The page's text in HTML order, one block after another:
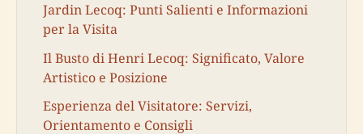
Jardin Lecoq: Punti Salienti e Informazioni
per la Visita
Il Busto di Henri Lecoq: Significato, Valore
Artistico e Posizione
Esperienza del Visitatore: Servizi,
Orientamento e Consigli